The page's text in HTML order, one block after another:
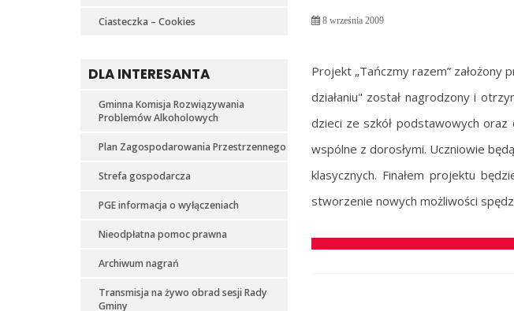
Ciasteczka – Cookies
DLA INTERESANTA
Gminna Komisja Rozwiązywania
Problemów Alkoholowych
Plan Zagospodarowania Przestrzennego
Strefa gospodarcza
PGE informacja o wyłączeniach
Nieodpłatna pomoc prawna
Archiwum nagrań
Transmisja na żywo obrad sesji Rady
Gminy
8 września 2009
Projekt „Tańczmy razem” założony
działaniu" został nagrodzony i
dzieci ze szkół podstawowych
wspólne z dorosłymi. Uczniowie
klasycznych. Finałem projektu
stworzenie nowych możliwości